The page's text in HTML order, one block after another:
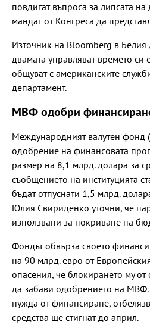
повдигат въпроса за липсата
мандат от Конгреса да
Източник на Bloomberg в Белия
двамата управляват времето
общуват с американските
департамент.
МВФ одобри
Международният валутен фонд
одобрение на финансовата
размер на 8,1 млрд. долара за
съобщението на институцията
бъдат отпуснати 1,5 млрд.
Юлия Свириденко уточни, че
използвани за покриване на
Фондът обвърза своето
на 90 млрд. евро от
опасения, че блокирането му
да забави одобрението на
нужда от финансиране,
средства ще стигнат до април.